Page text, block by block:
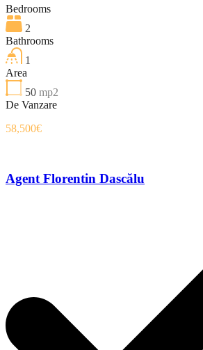
Bedrooms
2
Bathrooms
1
Area
50 mp2
De Vanzare
58,500€
Agent Florentin Dascălu